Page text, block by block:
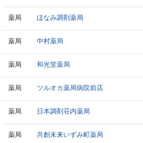
薬局 ほなみ調剤薬局
薬局 中村薬局
薬局 和光堂薬局
薬局 ツルオカ薬局病院前店
薬局 日本調剤荘内薬局
薬局 共創未来いずみ町薬局